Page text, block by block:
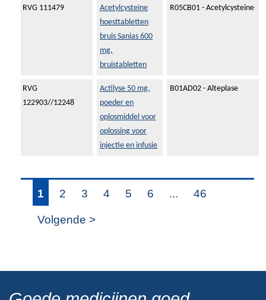
RVG 111479
Acetylcysteïne
hoesttabletten
bruis Sanias 600
mg,
bruistabletten
R05CB01 - Acetylcysteine
RVG
122903//12248
Actilyse 50 mg,
poeder en
oplosmiddel voor
oplossing voor
injectie en infusie
B01AD02 - Alteplase
1 2 3 4 5 6 ... 46
Volgende >